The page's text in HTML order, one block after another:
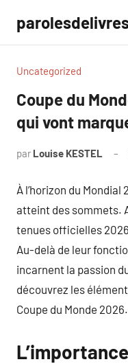
contenu
Uncategorized
Coupe du
qui vont
par Louise KESTEL
À l’horizon du
atteint des sommets.
tenues officielles
Au-delà de leur
incarnent la passion
découvrez les
Coupe du Monde 2026.